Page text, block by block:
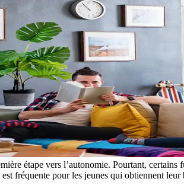
étape vers l’autonomie. Pourtant,
fréquente pour les jeunes qui obtiennent